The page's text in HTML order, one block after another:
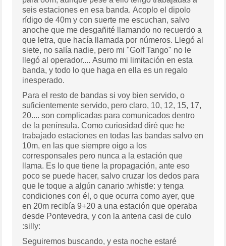
seis estaciones en esa banda. Acoplo el dipolo
rídigo de 40m y con suerte me escuchan, salvo
anoche que me desgañité llamando no recuerdo a
que letra, que hacía llamada por números. Llegó al
siete, no salía nadie, pero mi "Golf Tango" no le
llegó al operador.... Asumo mi limitación en esta
banda, y todo lo que haga en ella es un regalo
inesperado.
Para el resto de bandas si voy bien servido, o
suficientemente servido, pero claro, 10, 12, 15, 17,
20.... son complicadas para comunicados dentro
de la península. Como curiosidad diré que he
trabajado estaciones en todas las bandas salvo en
10m, en las que siempre oigo a los
corresponsales pero nunca a la estación que
llama. Es lo que tiene la propagación, ante eso
poco se puede hacer, salvo cruzar los dedos para
que le toque a algún canario :whistle: y tenga
condiciones con él, o que ocurra como ayer, que
en 20m recibía 9+20 a una estación que operaba
desde Pontevedra, y con la antena casi de culo
:silly:
Seguiremos buscando, y esta noche estaré